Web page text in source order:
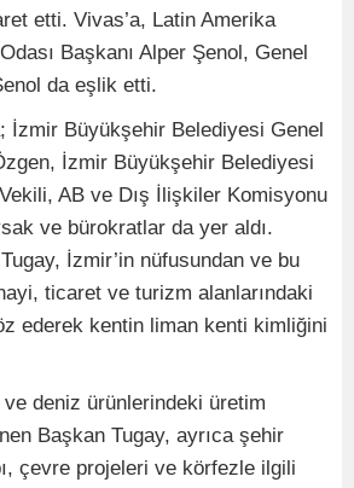
etti. Vivas’a, Latin Amerika
Başkanı Alper Şenol, Genel
da eşlik etti.
İzmir Büyükşehir Belediyesi Genel
İzmir Büyükşehir Belediyesi
AB ve Dış İlişkiler Komisyonu
ve bürokratlar da yer aldı.
İzmir’in nüfusundan ve bu
ticaret ve turizm alanlarındaki
ederek kentin liman kenti kimliğini
ve deniz ürünlerindeki üretim
Başkan Tugay, ayrıca şehir
çevre projeleri ve körfezle ilgili